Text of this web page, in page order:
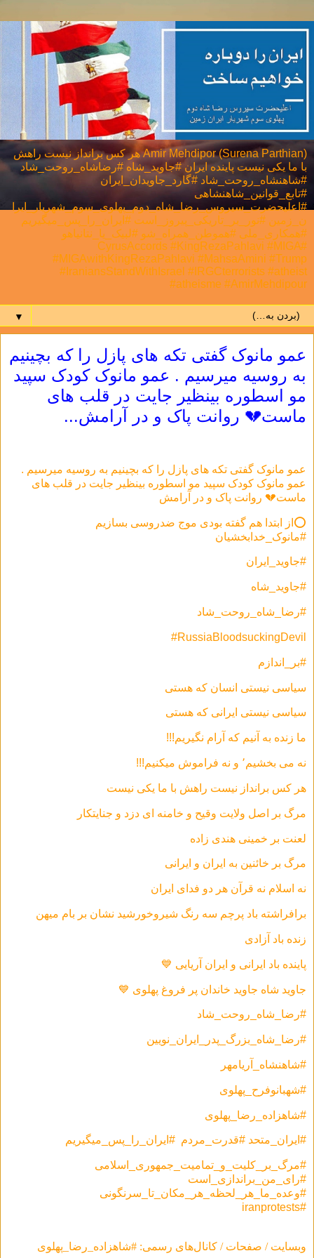
Amir Mehdipor (Surena Parthian) هر كس برانداز نيست راهش
با ما يكی نيست پاینده ایران #جاوید_شاه #رضاشاه_روحت_شاد
#شاهنشاه_روحت_شاد #گارد_جاویدان_ایران
#تابع_قوانین_شاهنشاهی
#اعلیحضرت_سیروس_رضا_شاه_دوم_پهلوی_سوم_شهریار_ایرا
ن_زمین #نور_بر_تاریکی_پیروز_است #ایران_را_پس_میگیریم
#همکاری_ملی⁩ #هموطن_همراه_شو #لبیک_یا_نتانیاهو
#CyrusAccords #KingRezaPahlavi #MIGA
#MIGAwithKingRezaPahlavi #MahsaAmini #Trump
#IraniansStandWithIsrael #IRGCterrorists #atheist
#atheisme #AmirMehdipour
▼
عمو مانوک گفتی تکه های پازل را که بچینیم
به روسیه میرسیم . عمو مانوک کودک سپید
مو اسطوره بینظیر جایت در قلب های
ماست💔 روانت پاک و در آرامش...
عمو مانوک گفتی تکه های پازل را که بچینیم به روسیه میرسیم .
عمو مانوک کودک سپید مو اسطوره بینظیر جایت در قلب های
ماست💔 روانت پاک و در آرامش
⭕️از ابتدا هم گفته بودی موج ضدروسی بسازیم
#مانوک_خدابخشیان
#جاوید_ایران
#جاوید_شاه
#رضا_شاه_روحت_شاد
‎#RussiaBloodsuckingDevil
#بر_اندازم
سیاسی نیستی انسان که هستی
سیاسی نیستی ایرانی که هستی
ما زنده به آنیم که آرام نگیریم!!!
نه می بخشیم٬ و نه فراموش میکنیم!!!
هر كس برانداز نيست راهش با ما يكی نيست
مرگ بر اصل ولايت وقيح و خامنه ای دزد و جنايتكار
لعنت بر خمينی هندی زاده
مرگ بر خائنين به ايران و ايرانی
نه اسلام نه قرآن هر دو فدای ایران
برافراشته باد پرچم سه رنگ شیروخورشید نشان بر بام میهن
زنده باد آزادى
پاينده باد ایرانی و ايران آريايی 💙
جاوید شاه جاوید خاندان پر فروغ پهلوی 💙
#رضا_شاه_روحت_شاد
#رضا_شاه_بزرگ_پدر_ایران_نویین
#شاهنشاه_آریامهر
#شهبانوفرح_پهلوی
#شاهزاده_رضا_پهلوی
#ایران_متحد #قدرت_مردم #ایران_را_پس_میگیریم
#مرگ_بر_کلیت_و_تمامیت_جمهوری_اسلامی
#رای_من_براندازی_است
#وعده_ما_هر_لحظه_هر_مکان_تا_سرنگونی
#iranprotests
وبسایت / صفحات / کانال‌های رسمی: #شاهزاده_رضا_پهلوی